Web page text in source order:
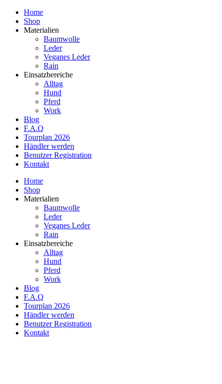
Home
Shop
Materialien
Baumwolle
Leder
Veganes Leder
Rain
Einsatzbereiche
Alltag
Hund
Pferd
Work
Blog
F.A.Q
Tourplan 2026
Händler werden
Benutzer Registration
Kontakt
Home
Shop
Materialien
Baumwolle
Leder
Veganes Leder
Rain
Einsatzbereiche
Alltag
Hund
Pferd
Work
Blog
F.A.Q
Tourplan 2026
Händler werden
Benutzer Registration
Kontakt